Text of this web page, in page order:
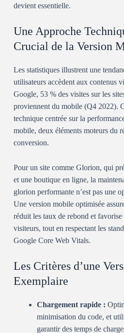
devient essentielle.
Une Approche
Crucial de la Version
Les statistiques illustrent une
utilisateurs accèdent aux contenus
Google, 53 % des visites sur les
proviennent du mobile (Q4 2022).
technique centrée sur la
mobile, deux éléments moteurs du
conversion.
Pour un site comme Glorion, qui
et une boutique en ligne, la
glorion performante n’est pas une
Une version mobile optimisée
réduit les taux de rebond et
visiteurs, tout en respectant les
Google Core Web Vitals.
Les Critères d’une
Exemplaire
Chargement rapide :
minimisation du code, et
garantir des temps de